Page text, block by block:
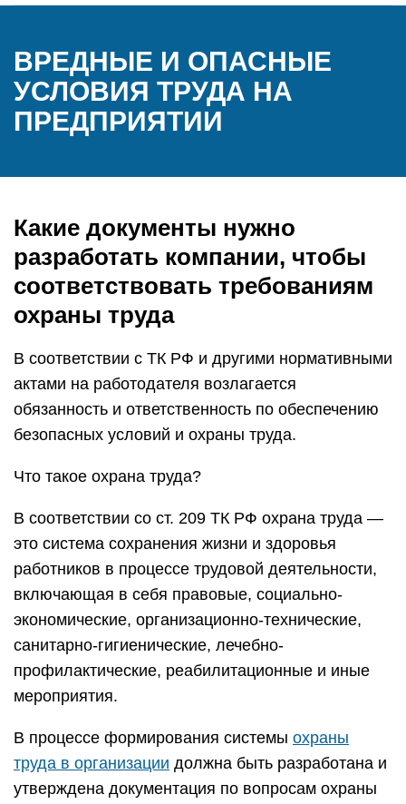
ВРЕДНЫЕ И ОПАСНЫЕ
УСЛОВИЯ ТРУДА НА
ПРЕДПРИЯТИИ
Какие документы нужно
разработать компании, чтобы
соответствовать требованиям
охраны труда
В соответствии с ТК РФ и другими нормативными
актами на работодателя возлагается
обязанность и ответственность по обеспечению
безопасных условий и охраны труда.
Что такое охрана труда?
В соответствии со ст. 209 ТК РФ охрана труда —
это система сохранения жизни и здоровья
работников в процессе трудовой деятельности,
включающая в себя правовые, социально-
экономические, организационно-технические,
санитарно-гигиенические, лечебно-
профилактические, реабилитационные и иные
мероприятия.
В процессе формирования системы охраны
труда в организации должна быть разработана и
утверждена документация по вопросам охраны